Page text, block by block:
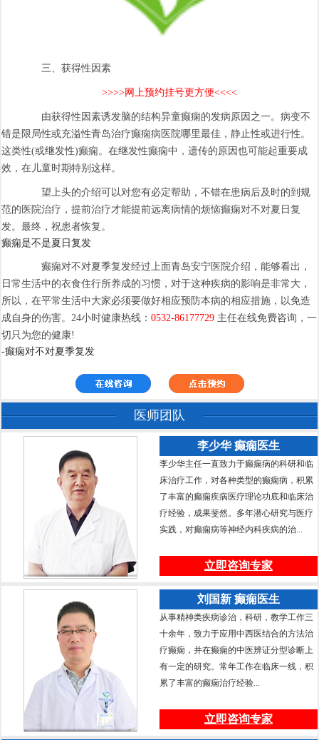
三、获得性因素
>>>>网上预约挂号更方便<<<<
由获得性因素诱发脑的结构异童癫痫的发病原因之一。病变不
错是限局性或充溢性青岛治疗癫痫病医院哪里最佳，静止性或进行性。
这类性(或继发性)癫痫。在继发性癫痫中，遗传的原因也可能起重要成
效，在儿童时期特别这样。
望上头的介绍可以对您有必定帮助，不错在患病后及时的到规
范的医院治疗，提前治疗才能提前远离病情的烦恼癫痫对不对夏日复
发。最终，祝患者恢复。
癫痫是不是夏日复发
癫痫对不对夏季复发经过上面青岛安宁医院介绍，能够看出，
日常生活中的衣食住行所养成的习惯，对于这种疾病的影响是非常大，
所以，在平常生活中大家必须要做好相应预防本病的相应措施，以免造
成自身的伤害。24小时健康热线：0532-86177729 主任在线免费咨询，一
切只为您的健康!
-癫痫对不对夏季复发
医师团队
李少华 癫痫医生
李少华主任一直致力于癫痫病的科研和临
床治疗工作，对各种类型的癫痫病，积累
了丰富的癫痫疾病医疗理论功底和临床治
疗经验，成果斐然。多年潜心研究与医疗
实践，对癫痫病等神经内科疾病的治...
立即咨询专家
刘国新 癫痫医生
从事精神类疾病诊治，科研，教学工作三
十余年，致力于应用中西医结合的方法治
疗癫痫，并在癫痫的中医辨证分型诊断上
有一定的研究。常年工作在临床一线，积
累了丰富的癫痫治疗经验...
立即咨询专家